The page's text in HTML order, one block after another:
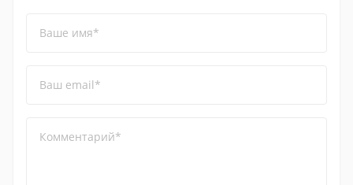
Ваше имя*
Ваш email*
Комментарий*